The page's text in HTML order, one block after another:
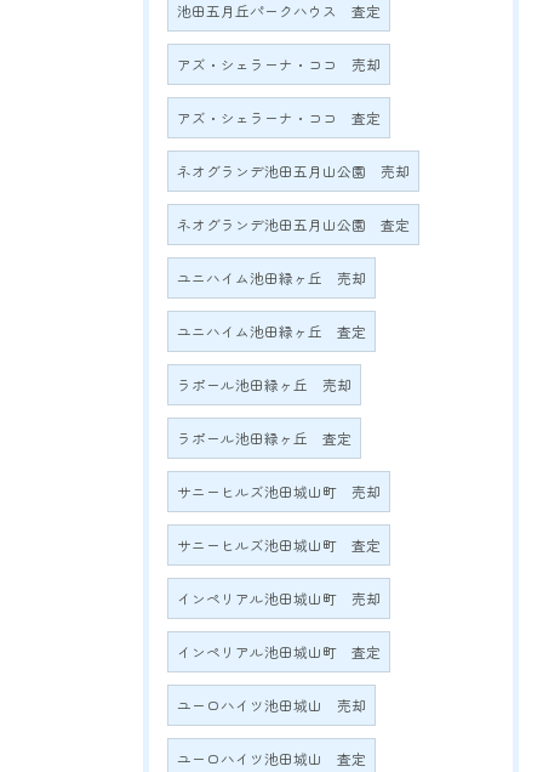
池田五月丘パークハウス 査定
アズ・シェラーナ・ココ 売却
アズ・シェラーナ・ココ 査定
ネオグランデ池田五月山公園 売却
ネオグランデ池田五月山公園 査定
ユニハイム池田緑ヶ丘 売却
ユニハイム池田緑ヶ丘 査定
ラポール池田緑ヶ丘 売却
ラポール池田緑ヶ丘 査定
サニーヒルズ池田城山町 売却
サニーヒルズ池田城山町 査定
インペリアル池田城山町 売却
インペリアル池田城山町 査定
ユーロハイツ池田城山 売却
ユーロハイツ池田城山 査定